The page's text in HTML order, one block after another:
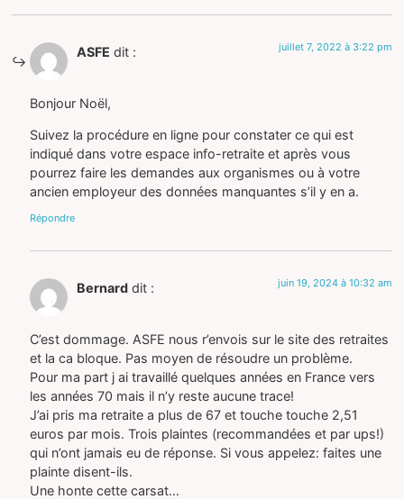
ASFE dit : juillet 7, 2022 à 3:22 pm
Bonjour Noël,
Suivez la procédure en ligne pour constater ce qui est
indiqué dans votre espace info-retraite et après vous
pourrez faire les demandes aux organismes ou à votre
ancien employeur des données manquantes s’il y en a.
Répondre
Bernard dit : juin 19, 2024 à 10:32 am
C’est dommage. ASFE nous r’envois sur le site des retraites
et la ca bloque. Pas moyen de résoudre un problème.
Pour ma part j ai travaillé quelques années en France vers
les années 70 mais il n’y reste aucune trace!
J’ai pris ma retraite a plus de 67 et touche touche 2,51
euros par mois. Trois plaintes (recommandées et par ups!)
qui n’ont jamais eu de réponse. Si vous appelez: faites une
plainte disent-ils.
Une honte cette carsat…